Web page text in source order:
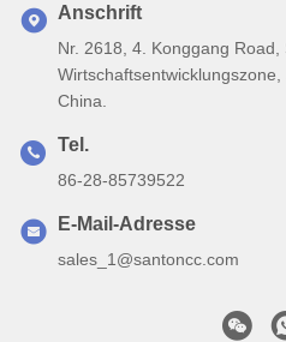
Anschrift
Nr. 2618, 4. Konggang
China.
Tel.
86-28-85739522
E-Mail-Adresse
sales_1@santoncc.com